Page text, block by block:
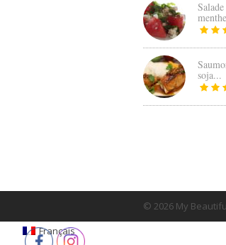
soja...
© 2026 My
Français